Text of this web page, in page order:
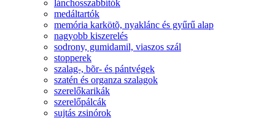
lánchosszabbítók
medáltartók
memória karkötõ, nyaklánc és gyűrű alap
nagyobb kiszerelés
sodrony, gumidamil, viaszos szál
stopperek
szalag-, bõr- és pántvégek
szatén és organza szalagok
szerelőkarikák
szerelőpálcák
sujtás zsinórok